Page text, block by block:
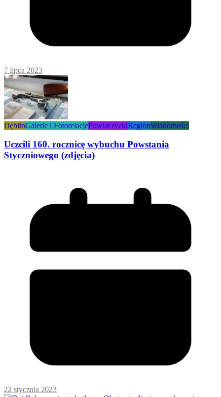
7 lipca 2023
DęblinGalerie i FotorelacjePowiat ryckiRegionWiadomości
Uczcili 160. rocznicę wybuchu Powstania
Styczniowego (zdjęcia)
22 stycznia 2023